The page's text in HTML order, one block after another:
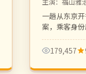
一趟从东京
案，乘客身
松本清张式
179,457